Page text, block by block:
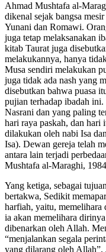
Ahmad Mushtafa al-
dikenal sejak bangsa
Yunani dan Romawi.
juga tetap melaksanakan
kitab Taurat juga
melakukannya, hanya
Musa sendiri melakukan
juga tidak ada nash yang
disebutkan bahwa puasa
pujian terhadap ibadah
Nasrani dan yang paling
hari raya paskah, dan hari
dilakukan oleh nabi Isa
Isa). Dewan gereja telah
antara lain terjadi
Mushtafa al-Maraghi,
Yang ketiga, sebagai
bertakwa, Sedikit
harfiah, yaitu, memelihara
ia akan memelihara
dibenarkan oleh Allah.
“menjalankan segala
yang dilarang oleh Allah”.